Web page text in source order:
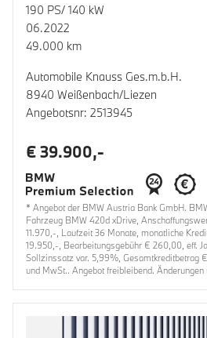
190 PS/ 140 kW
06.2022
49.000 km
Automobile Knauss Ges.m.b.H.
8940 Weißenbach/Liezen
Angebotsnr: 2513945
€ 39.900,-
* Angebot der BMW Austria Bank GmbH.
Fahrzeug BMW 420d xDrive,
11.970,-, Laufzeit 36 Monate, monatliche
19.950,-, Bearbeitungsgebühr € 260,00, eff.
Sollzinssatz var. 5,99%, Gesamtkreditbetrag
und MwSt.. Angebot freibleibend.